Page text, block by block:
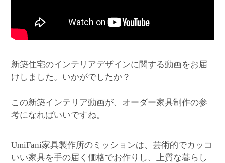
新築住宅のインテリアデザインに関する動画をお届
けしました。いかがでしたか？
この新築インテリア動画が、オーダー家具制作の参
考になればいいですね。
UmiFani家具製作所のミッションは、芸術的でカッコ
いい家具を手の届く価格でお作りし、上質な暮らし